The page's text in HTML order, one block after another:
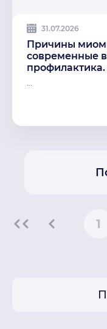
31.07.2026
Причины
современные
профилактика.
...
1